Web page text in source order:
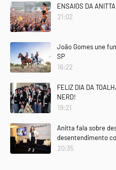
ENSAIOS DA ANITTA
21:02
João Gomes une
SP
16:22
FELIZ DIA DA
NERD!
19:21
Anitta fala sobre
desentendimento
20:35